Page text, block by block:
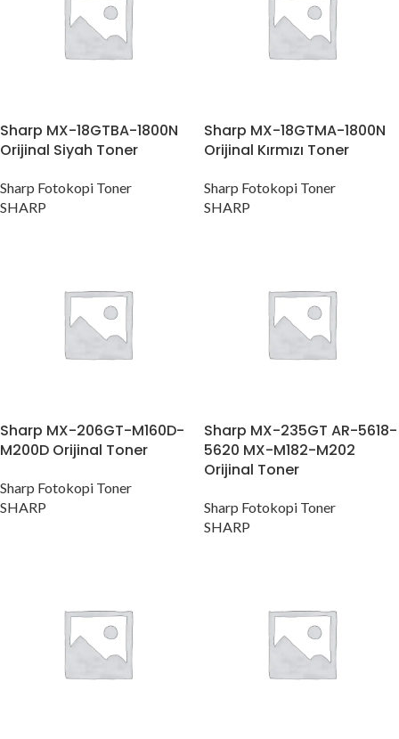
Sharp MX-18GTBA-1800N
Orijinal Siyah Toner
Sharp Fotokopi Toner
SHARP
Sharp MX-18GTMA-1800N
Orijinal Kırmızı Toner
Sharp Fotokopi Toner
SHARP
Sharp MX-206GT-M160D-
M200D Orijinal Toner
Sharp Fotokopi Toner
SHARP
Sharp MX-235GT AR-5618-
5620 MX-M182-M202
Orijinal Toner
Sharp Fotokopi Toner
SHARP